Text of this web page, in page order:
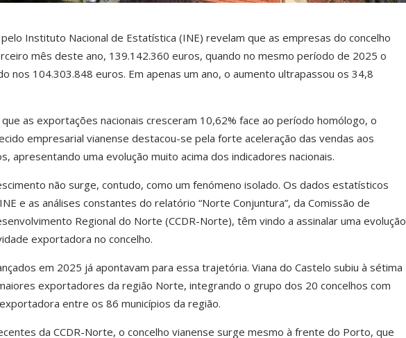
Instituto Nacional de Estatística (INE) revelam que as empresas do concelho
mês deste ano, 139.142.360 euros, quando no mesmo período de 2025 o
nos 104.303.848 euros. Em apenas um ano, o aumento ultrapassou os 34,8
as exportações nacionais cresceram 10,62% face ao período homólogo, o
empresarial vianense destacou-se pela forte aceleração das vendas aos
apresentando uma evolução muito acima dos indicadores nacionais.
não surge, contudo, como um fenómeno isolado. Os dados estatísticos
e as análises constantes do relatório “Norte Conjuntura”, da Comissão de
Regional do Norte (CCDR-Norte), têm vindo a assinalar uma evolução
exportadora no concelho.
em 2025 já apontavam para essa trajetória. Viana do Castelo subiu à sétima
exportadores da região Norte, integrando o grupo dos 20 concelhos com
entre os 86 municípios da região.
da CCDR-Norte, o concelho vianense surge mesmo à frente do Porto, que